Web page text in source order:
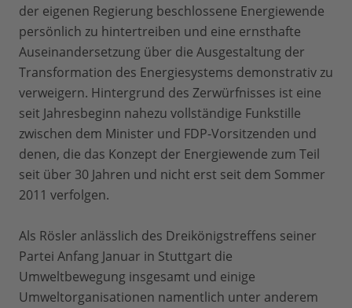
der eigenen Regierung beschlossene Energiewende
persönlich zu hintertreiben und eine ernsthafte
Auseinandersetzung über die Ausgestaltung der
Transformation des Energiesystems demonstrativ zu
verweigern. Hintergrund des Zerwürfnisses ist eine
seit Jahresbeginn nahezu vollständige Funkstille
zwischen dem Minister und FDP-Vorsitzenden und
denen, die das Konzept der Energiewende zum Teil
seit über 30 Jahren und nicht erst seit dem Sommer
2011 verfolgen.
Als Rösler anlässlich des Dreikönigstreffens seiner
Partei Anfang Januar in Stuttgart die
Umweltbewegung insgesamt und einige
Umweltorganisationen namentlich unter anderem